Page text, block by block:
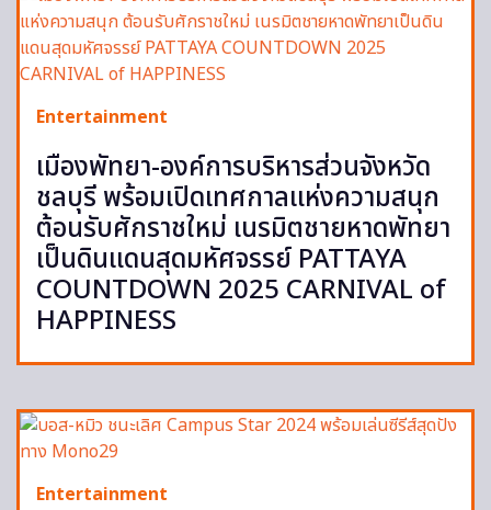
Entertainment
เมืองพัทยา-องค์การบริหารส่วนจังหวัด
ชลบุรี พร้อมเปิดเทศกาลแห่งความสนุก
ต้อนรับศักราชใหม่ เนรมิตชายหาดพัทยา
เป็นดินแดนสุดมหัศจรรย์ PATTAYA
COUNTDOWN 2025 CARNIVAL of
HAPPINESS
Entertainment